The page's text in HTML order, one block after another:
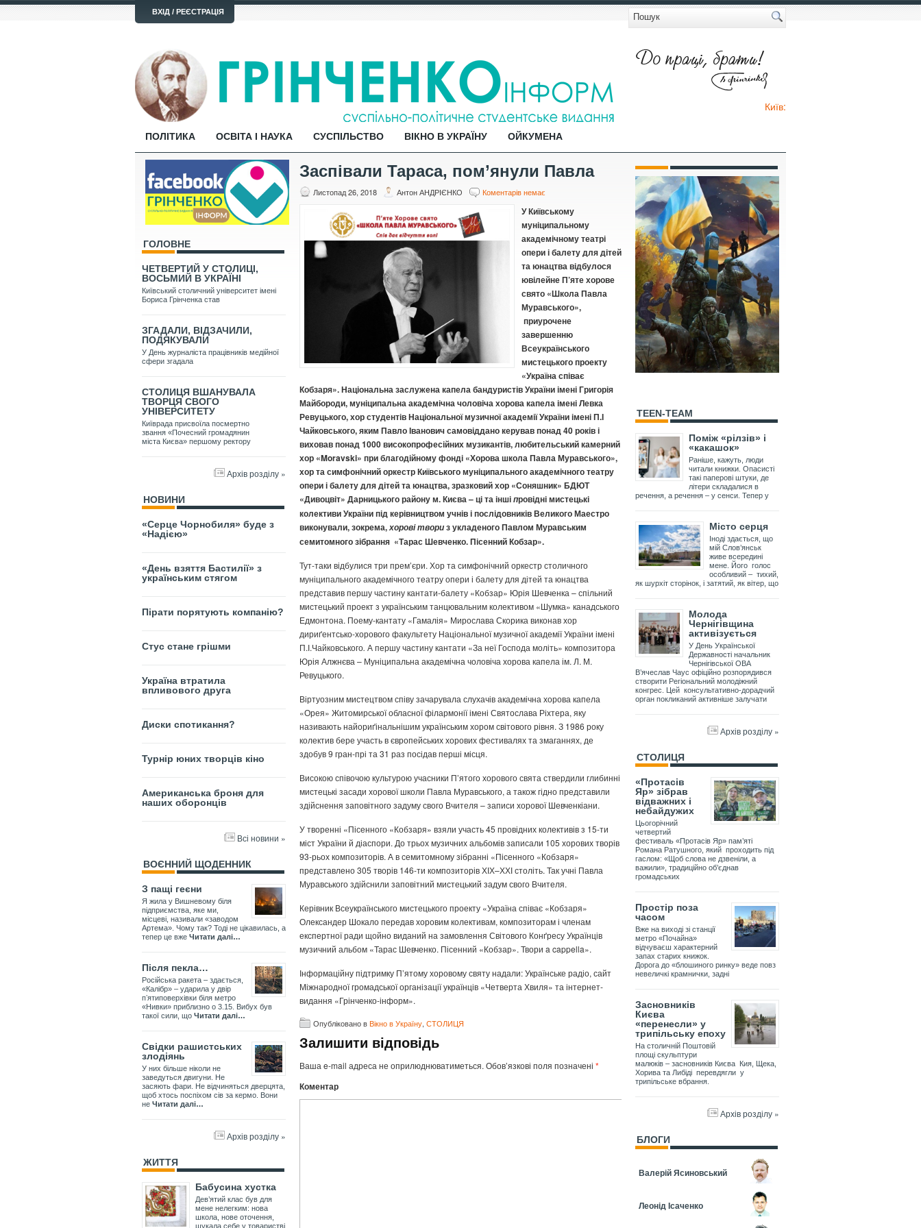
ВХІД / РЕЄСТРАЦІЯ
Київ:
ПОЛІТИКА ОСВІТА І НАУКА СУСПІЛЬСТВО ВІКНО В УКРАЇНУ ОЙКУМЕНА
ГОЛОВНЕ
ЧЕТВЕРТИЙ У СТОЛИЦІ,
ВОСЬМИЙ В УКРАЇНІ
Київський столичний університет імені
Бориса Грінченка став
ЗГАДАЛИ, ВІДЗАЧИЛИ,
ПОДЯКУВАЛИ
У День журналіста працівників медійної
сфери згадала
СТОЛИЦЯ ВШАНУВАЛА
ТВОРЦЯ СВОГО
УНІВЕРСИТЕТУ
Київрада присвоїла посмертно
звання «Почесний громадянин
міста Києва» першому ректору
Архів розділу »
НОВИНИ
«Серце Чорнобиля» буде з
«Надією»
«День взяття Бастилії» з
українським стягом
Пірати порятують компанію?
Стус стане грішми
Україна втратила
впливового друга
Диски спотикання?
Турнір юних творців кіно
Американська броня для
наших оборонців
Всі новини »
ВОЄННИЙ ЩОДЕННИК
З пащі геєни
Я жила у Вишневому біля
підприємства, яке ми,
місцеві, називали «заводом
Артема». Чому так? Тоді не цікавилась, а
тепер це вже Читати далі…
Після пекла…
Російська ракета – здається,
«Калібр» – ударила у двір
пʼятиповерхівки біля метро
«Нивки» приблизно о 3.15. Вибух був
такої сили, що Читати далі…
Свідки рашистських
злодіянь
У них більше ніколи не
заведуться двигуни. Не
засяють фари. Не відчиняться дверцята,
щоб хтось поспіхом сів за кермо. Вони
не Читати далі…
Архів розділу »
ЖИТТЯ
Бабусина хустка
Дев’ятий клас був для
мене нелегким: нова
школа, нове оточення,
шукала себе у товаристві
Заспівали Тараса, пом’янули Павла
Листопад 26, 2018 Антон АНДРІЄНКО Коментарів немає
У Київському
муніципальному
академічному театрі
опери і балету для дітей
та юнацтва відбулося
ювілейне П’яте хорове
свято «Школа Павла
Муравського»,
приурочене
завершенню
Всеукраїнського
мистецького проекту
«Україна співає
Кобзаря». Національна заслужена капела бандуристів України імені Григорія
Майбороди, муніципальна академічна чоловіча хорова капела імені Левка
Ревуцького, хор студентів Національної музичної академії України імені П.І
Чайковського, яким Павло Іванович самовіддано керував понад 40 років і
виховав понад 1000 високопрофесійних музикантів, любительський камерний
хор «Moravski» при благодійному фонді «Хорова школа Павла Муравського»,
хор та симфонічний оркестр Київського муніципального академічного театру
опери і балету для дітей та юнацтва, зразковий хор «Соняшник» БДЮТ
«Дивоцвіт» Дарницького району м. Києва – ці та іншіпровідні мистецькі
колективи України під керівництвом учнів і послідовників Великого Маестро
виконували, зокрема,хоровітвориз укладеного Павлом Муравським
семитомного зібрання «Тарас Шевченко. Пісенний Кобзар».
Тут-таки відбулися три прем’єри. Хор та симфонічний оркестр столичного
муніципального академічного театру опери і балету для дітей та юнацтва
представив першу частину кантати-балету «Кобзар» Юрія Шевченка – спільний
мистецький проект з українським танцювальним колективом «Шумка» канадського
Едмонтона. Поему-кантату «Гамалія» Мирослава Скорика виконав хор
дириґентсько-хорового факультету Національної музичної академії України імені
П.І.Чайковського. А першу частину кантати «За неї Господа моліть» композитора
Юрія Алжнєва – Муніципальна академічна чоловіча хорова капела ім. Л. М.
Ревуцького.
Віртуозним мистецтвом співу зачарувала слухачів академічна хорова капела
«Орея» Житомирської обласної філармонії імені Святослава Ріхтера, яку
називають найориґінальнішим українським хором світового рівня. З 1986 року
колектив бере участь в європейських хорових фестивалях та змаганнях, де
здобув 9 гран-прі та 31 раз посідав перші місця.
Високою співочою культурою учасники П’ятого хорового свята ствердили глибинні
мистецькі засади хорової школи Павла Муравського, а також гідно представили
здійснення заповітного задуму свого Вчителя – записи хорової Шевченкіани.
У творенні «Пісенного «Кобзаря» взяли участь 45 провідних колективів з 15-ти
міст України й діаспори. До трьох музичних альбомів записали 105 хорових творів
93-рьох композиторів. А в семитомному зібранні «Пісенного «Кобзаря»
представлено 305 творів 146-ти композиторів ХІХ–ХХІ століть. Так учні Павла
Муравського здійснили заповітний мистецький задум свого Вчителя.
Керівник Всеукраїнського мистецького проекту «Україна співає «Кобзаря»
Олександер Шокало передав хоровим колективам, композиторам і членам
експертної ради щойно виданий на замовлення Світового Конґресу Українців
музичний альбом «Тарас Шевченко. Пісенний «Кобзар». Твори a cappella».
Інформаційну підтримку П’ятому хоровому святу надали: Українське радіо, сайт
Міжнародної громадської організації українців «Четверта Хвиля» та інтернет-
видання «Грінченко-інформ».
Опубліковано вВікно в Україну, СТОЛИЦЯ
Залишити відповідь
Ваша e-mail адреса не оприлюднюватиметься. Обов’язкові поля позначені *
Коментар
TEEN-TEAM
Поміж «рілзів» і
«какашок»
Раніше, кажуть, люди
читали книжки. Опасисті
такі паперові штуки, де
літери складалися в
речення, а речення – у сенси. Тепер у
Місто серця
Іноді здається, що
мій Слов’янськ
живе всередині
мене. Його голос
особливий – тихий,
як шурхіт сторінок, і затятий, як вітер, що
Молода
Чернігівщина
активізується
У День Української
Державності начальник
Чернігівської ОВА
В’ячеслав Чаус офіційно розпорядився
створити Регіональний молодіжний
конгрес. Цей консультативно-дорадчий
орган покликаний активніше залучати
Архів розділу »
СТОЛИЦЯ
«Протасів
Яр» зібрав
відважних і
небайдужих
Цьогорічний
четвертий
фестиваль «Протасів Яр» пам’яті
Романа Ратушного, який проходить під
гаслом: «Щоб слова не дзвеніли, а
важили», традиційно об’єднав
громадських
Простір поза
часом
Вже на виході зі станції
метро «Почайна»
відчуваєш характерний
запах старих книжок.
Дорога до «блошиного ринку» веде повз
невеличкі крамнички, задні
Засновників
Києва
«перенесли» у
трипільську епоху
На столичній Поштовій
площі скульптури
малюків – засновників Києва Кия, Щека,
Хорива та Либіді перевдягли у
трипільське вбрання.
Архів розділу »
БЛОГИ
Валерій Ясиновський
Леонід Ісаченко